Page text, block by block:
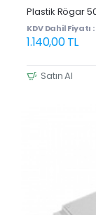
Plastik Rögar
KDV Dahil Fiyatı :
1.140,00 TL
Satın Al